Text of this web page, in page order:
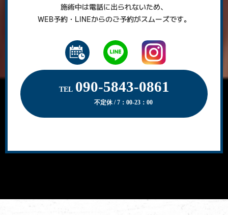
施術中は電話に出られないため、
WEB予約・LINEからのご予約がスムーズです。
TEL 090-5843-0861
不定休 / 7：00-23：00